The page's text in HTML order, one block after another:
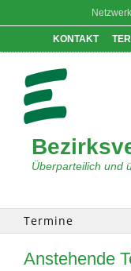
KONTAKT
Überparteilich und
Termine
Anstehende